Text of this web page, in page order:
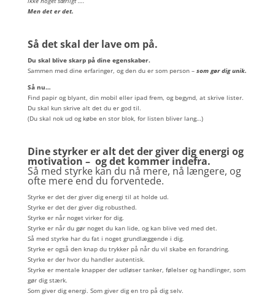
Men det er det.
Så det skal der lave om på.
Du skal blive skarp på dine egenskaber.
Sammen med dine erfaringer, og den du er som person – som gør dig unik.
Så nu…
Find papir og blyant, din mobil eller ipad frem, og begynd, at skrive lister.
Du skal kun skrive alt det du er god til.
(Du skal nok ud og købe en stor blok, for listen bliver lang…)
Dine styrker er alt det der giver dig energi og
motivation – og det kommer indefra.
Så med styrke kan du nå mere, nå længere, og
ofte mere end du forventede.
Styrke er det der giver dig energi til at holde ud.
Styrke er det der giver dig robusthed.
Styrke er når noget virker for dig.
Styrke er når du gør noget du kan lide, og kan blive ved med det.
Så med styrke har du fat i noget grundlæggende i dig.
Styrke er også den knap du trykker på når du vil skabe en forandring.
Styrke er der hvor du handler autentisk.
Styrke er mentale knapper der udløser tanker, følelser og handlinger, som
gør dig stærk.
Som giver dig energi. Som giver dig en tro på dig selv.